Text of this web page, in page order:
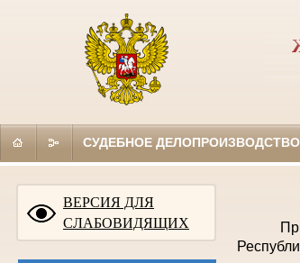
СУДЕБНОЕ ДЕЛОПРОИЗВОДСТВО
ВЕРСИЯ ДЛЯ
СЛАБОВИДЯЩИХ